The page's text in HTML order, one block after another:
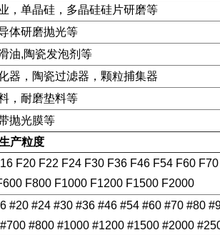
，单晶硅，多晶硅硅片研磨等
体研磨抛光等
油,陶瓷发泡剂等
器，陶瓷过滤器，颗粒捕集器
，耐磨垫料等
抛光膜等
产粒度
F20 F22 F24 F30 F36 F46 F54 F60
F800 F1000 F1200 F1500 F2000
#20 #24 #30 #36 #46 #54 #60 #70 #80
#800 #1000 #1200 #1500 #2000